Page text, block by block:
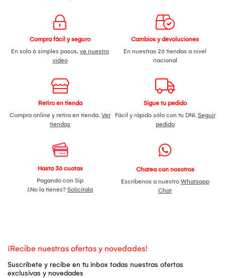
Compra fácil y seguro
En solo 6 simples pasos, ve nuestro
video
Cambios y devoluciones
En nuestras 26 tiendas a nivel
nacional
Retiro en tienda
Compra online y retira en tienda. Ver
tiendas
Sigue tu pedido
Fácil y rápido sólo con tu DNI. Seguir
pedido
Hasta 36 cuotas
Pagando con Sip
¿No la tienes? Solicítala
Chatea con nosotros
Escríbenos a nuestro Whatsapp
Chat
¡Recibe nuestras ofertas y novedades!
Suscríbete y recibe en tu inbox todas nuestras ofertas
exclusivas y novedades